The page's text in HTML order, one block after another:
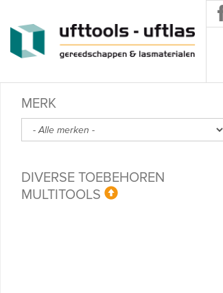
MERK
DIVERSE TOEBEHOREN
MULTITOOLS